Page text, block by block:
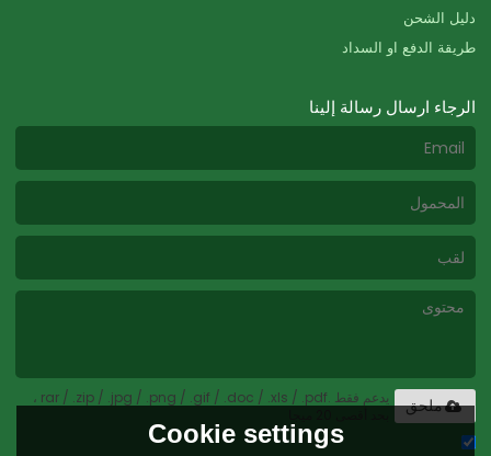
دليل الشحن
طريقة الدفع او السداد
الرجاء ارسال رسالة إلينا
يدعم فقط .rar / .zip / .jpg / .png / .gif / .doc / .xls / .pdf ،
ملحق
Cookie settings